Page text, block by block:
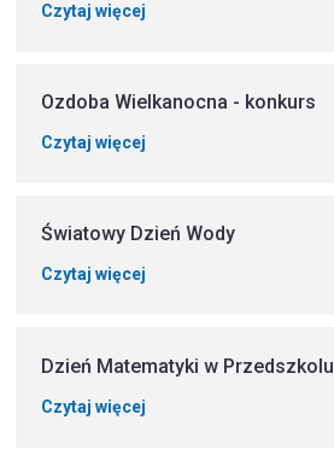
Czytaj więcej
Ozdoba Wielkanocna - konkurs
Czytaj więcej
Światowy Dzień Wody
Czytaj więcej
Dzień Matematyki w Przedszkolu
Czytaj więcej